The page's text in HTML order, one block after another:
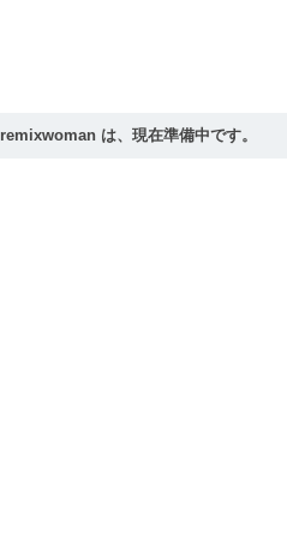
remixwoman は、現在準備中です。